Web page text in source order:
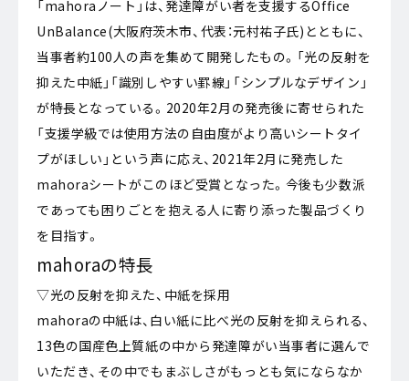
「mahoraノート」は、発達障がい者を支援するOffice
UnBalance(大阪府茨木市、代表：元村祐子氏)とともに、
当事者約100人の声を集めて開発したもの。「光の反射を
抑えた中紙」「識別しやすい罫線」「シンプルなデザイン」
が特長となっている。2020年2月の発売後に寄せられた
「支援学級では使用方法の自由度がより高いシートタイ
プがほしい」という声に応え、2021年2月に発売した
mahoraシートがこのほど受賞となった。今後も少数派
であっても困りごとを抱える人に寄り添った製品づくり
を目指す。
mahoraの特長
▽光の反射を抑えた、中紙を採用
mahoraの中紙は、白い紙に比べ光の反射を抑えられる、
13色の国産色上質紙の中から発達障がい当事者に選んで
いただき、その中でもまぶしさがもっとも気にならなか